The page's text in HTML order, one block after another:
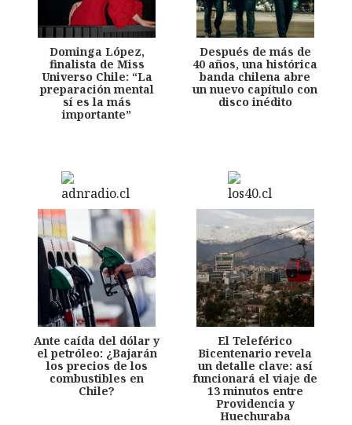
Dominga López,
finalista de Miss
Universo Chile: “La
preparación mental
sí es la más
importante”
Después de más de
40 años, una histórica
banda chilena abre
un nuevo capítulo con
disco inédito
Ante caída del dólar y
el petróleo: ¿Bajarán
los precios de los
combustibles en
Chile?
El Teleférico
Bicentenario revela
un detalle clave: así
funcionará el viaje de
13 minutos entre
Providencia y
Huechuraba